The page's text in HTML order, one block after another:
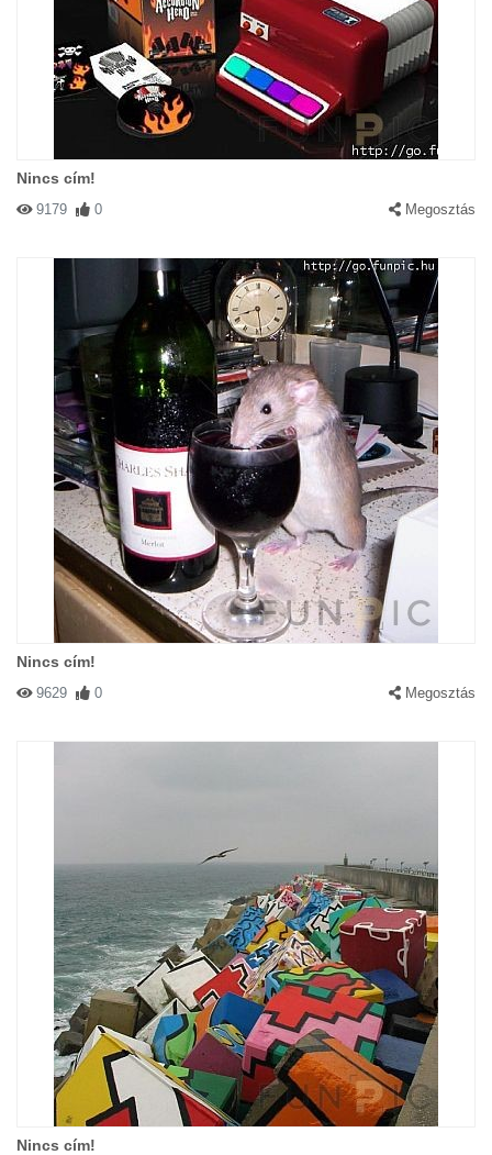
Nincs cím!
9179 0 Megosztás
Nincs cím!
9629 0 Megosztás
Nincs cím!